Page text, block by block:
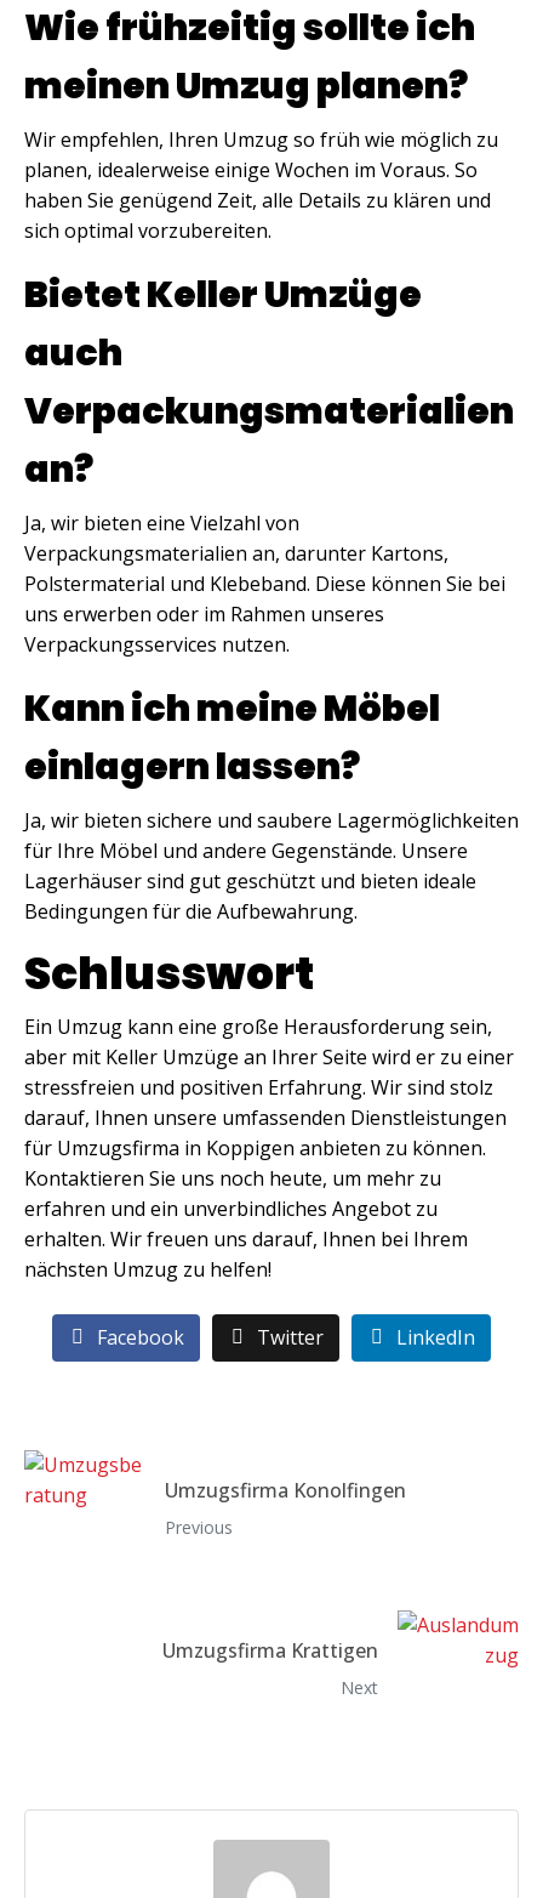
Wie frühzeitig sollte ich
meinen Umzug planen?
Wir empfehlen, Ihren Umzug so früh wie möglich zu
planen, idealerweise einige Wochen im Voraus. So
haben Sie genügend Zeit, alle Details zu klären und
sich optimal vorzubereiten.
Bietet Keller Umzüge
auch
Verpackungsmaterialien
an?
Ja, wir bieten eine Vielzahl von
Verpackungsmaterialien an, darunter Kartons,
Polstermaterial und Klebeband. Diese können Sie bei
uns erwerben oder im Rahmen unseres
Verpackungsservices nutzen.
Kann ich meine Möbel
einlagern lassen?
Ja, wir bieten sichere und saubere Lagermöglichkeiten
für Ihre Möbel und andere Gegenstände. Unsere
Lagerhäuser sind gut geschützt und bieten ideale
Bedingungen für die Aufbewahrung.
Schlusswort
Ein Umzug kann eine große Herausforderung sein,
aber mit Keller Umzüge an Ihrer Seite wird er zu einer
stressfreien und positiven Erfahrung. Wir sind stolz
darauf, Ihnen unsere umfassenden Dienstleistungen
für Umzugsfirma in Koppigen anbieten zu können.
Kontaktieren Sie uns noch heute, um mehr zu
erfahren und ein unverbindliches Angebot zu
erhalten. Wir freuen uns darauf, Ihnen bei Ihrem
nächsten Umzug zu helfen!
Facebook Twitter LinkedIn
Umzugsfirma Konolfingen
Previous
Umzugsfirma Krattigen
Next